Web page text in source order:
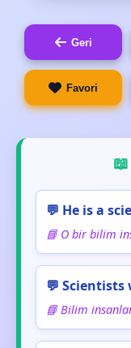
Geri
Favori
💬 He is a
📘 O bir bilim
💬
📘 Bilim